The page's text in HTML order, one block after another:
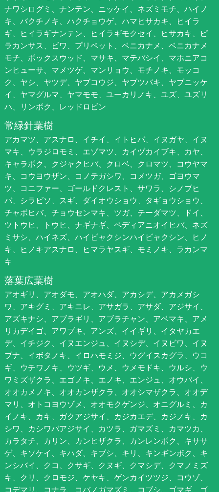
ナワシログミ、ナンテン、ニッケイ、ネズミモチ、ハイノ
キ、バクチノキ、ハクチョウゲ、ハマヒサカキ、ヒイラ
ギ、ヒイラギナンテン、ヒイラギモクセイ、ヒサカキ、ピ
ラカンサス、ビワ、プリペット、ベニカナメ、ベニカナメ
モチ、ボックスウッド、マサキ、マテバシイ、マホニアコ
ンヒューサ、マメツゲ、マンリョウ、モチノキ、モッコ
ク、ヤシ、ヤツデ、ヤブコウジ、ヤブツバキ、ヤブニッケ
イ、ヤマグルマ、ヤマモモ、ユーカリノキ、ユズ、ユズリ
ハ、リンボク、レッドロビン
常緑針葉樹
アカマツ、アスナロ、イチイ、イトヒバ、イヌガヤ、イヌ
マキ、ウラジロモミ、エゾマツ、カイヅカイブキ、カヤ、
キャラボク、クジャクヒバ、クロベ、クロマツ、コウヤマ
キ、コウヨウザン、コノテガシワ、コメツガ、ゴヨウマ
ツ、コニファー、ゴールドクレスト、サワラ、シノブヒ
バ、シラビソ、スギ、ダイオウショウ、タギョウショウ、
チャボヒバ、チョウセンマキ、ツガ、テーダマツ、ドイ、
ツトウヒ、トウヒ、ナギナギ、ペディアニオイヒバ、ネズ
ミサシ、ハイネズ、ハイビャクシンハイビャクシン、ヒノ
キ、ヒノキアスナロ、ヒマラヤスギ、モミノキ、ラカンマ
キ
落葉広葉樹
アオギリ、アオダモ、アオハダ、アカシデ、アカメガシ
ワ、アキグミ、アキニレ、アサガラ、アサダ、アジサイ、
アズキナシ、アブラギリ、アブラチャン、アベマキ、アメ
リカデイゴ、アワブキ、アンズ、イイギリ、イタヤカエ
デ、イチジク、イヌエンジュ、イヌシデ、イヌビワ、イヌ
ブナ、イボタノキ、イロハモミジ、ウグイスカグラ、ウコ
ギ、ウチワノキ、ウツギ、ウメ、ウメモドキ、ウルシ、ウ
ワミズザクラ、エゴノキ、エノキ、エンジュ、オウバイ、
オオカメノキ、オオカンザクラ、オオシマザクラ、オオデ
マリ、オトコヨウゾメ、オオモクゲンジ、オニグルミ、カ
イノキ、カキ、ガクアジサイ、カジカエデ、カジノキ、カ
シワ、カシワバアジサイ、カツラ、ガマズミ、カマツカ、
カラタチ、カリン、カンヒザクラ、カンレンボク、キササ
ゲ、キソケイ、キハダ、キブシ、キリ、キンギンボク、キ
ンシバイ、クコ、クサギ、クヌギ、クマシデ、クマノミズ
キ、クリ、クロモジ、ケヤキ、ゲンカイツツジ、コウゾ、
コデマリ、コナラ、コバノガマズミ、コブシ、ゴマギ、ゴ